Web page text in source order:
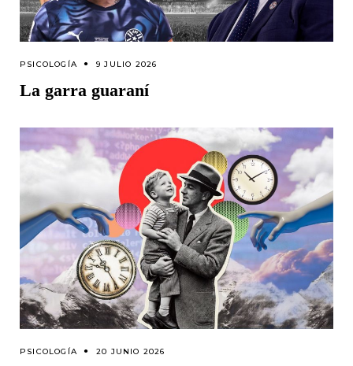
PSICOLOGÍA 9 JULIO 2026
La garra guaraní
PSICOLOGÍA 20 JUNIO 2026